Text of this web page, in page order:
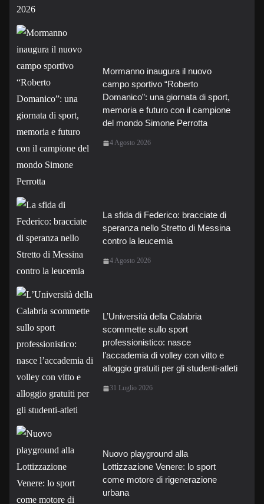
Mormanno inaugura il nuovo
campo sportivo “Roberto
Domanico”: una giornata di sport,
memoria e futuro con il campione
del mondo Simone Perrotta
4 Agosto 2026
La sfida di Federico: bracciate di
speranza nello Stretto di Messina
contro la leucemia
4 Agosto 2026
L’Università della Calabria
scommette sullo sport
professionistico: nasce
l’accademia di volley con vitto e
alloggio gratuiti per gli studenti-atleti
31 Luglio 2026
Nuovo playground alla
Lottizzazione Venere: lo sport
come motore di rigenerazione
urbana